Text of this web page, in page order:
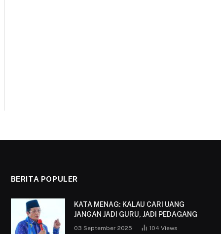
BERITA POPULER
KATA MENAG: KALAU CARI UANG
JANGAN JADI GURU, JADI PEDAGANG
03 September 2025 104 Views